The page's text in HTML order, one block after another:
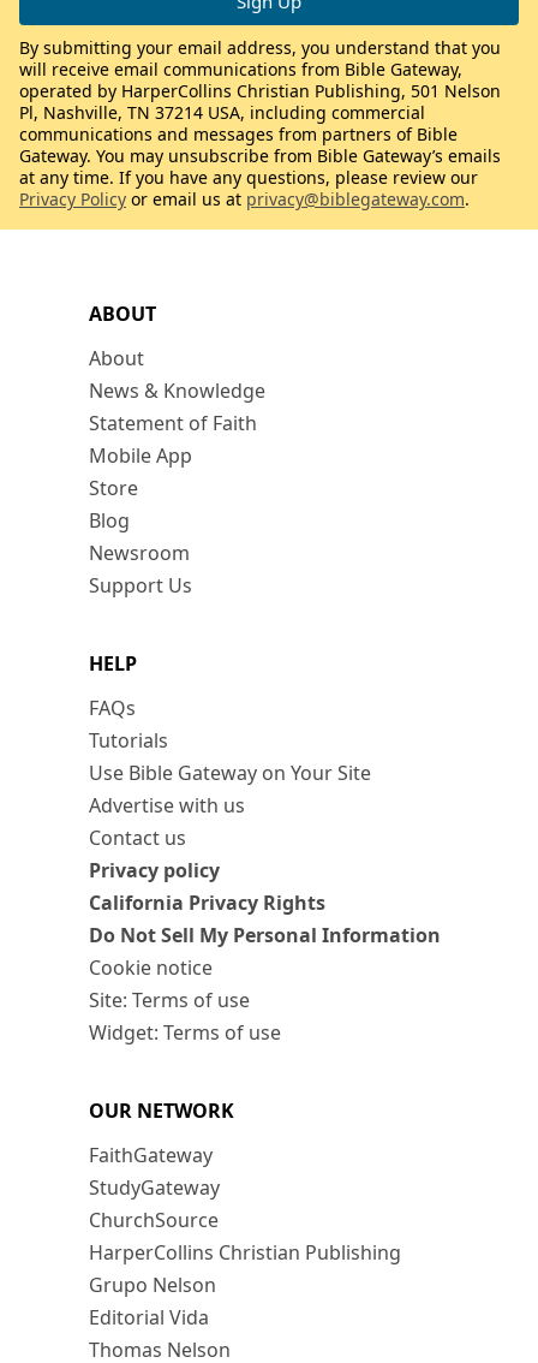
ABOUT
About
News & Knowledge
Statement of Faith
Mobile App
Store
Blog
Newsroom
Support Us
HELP
FAQs
Tutorials
Use Bible Gateway on Your Site
Advertise with us
Contact us
Privacy policy
California Privacy Rights
Do Not Sell My Personal Information
Cookie notice
Site: Terms of use
Widget: Terms of use
OUR NETWORK
FaithGateway
StudyGateway
ChurchSource
HarperCollins Christian Publishing
Grupo Nelson
Editorial Vida
Thomas Nelson
By submitting your email address, you understand that you
will receive email communications from Bible Gateway,
operated by HarperCollins Christian Publishing, 501 Nelson
Pl, Nashville, TN 37214 USA, including commercial
communications and messages from partners of Bible
Gateway. You may unsubscribe from Bible Gateway’s emails
at any time. If you have any questions, please review our
Privacy Policy or email us at privacy@biblegateway.com.